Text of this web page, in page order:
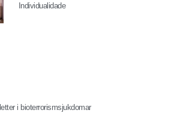
Individualidade
i bioterrorismsjukdomar